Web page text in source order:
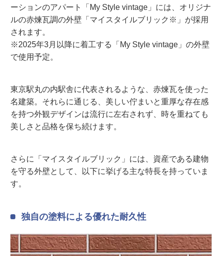
ーションのアパート「My Style vintage」には、オリジナ
ルの赤煉瓦調の外壁「マイスタイルブリック※」が採用
されます。
※2025年3月以降に着工する「My Style vintage」の外壁
で使用予定。
東京駅丸の内駅舎に代表されるような、赤煉瓦を使った
名建築。それらに通じる、美しい佇まいと重厚な存在感
を持つ外観デザインは流行に左右されず、時を重ねても
美しさと品格を保ち続けます。
さらに「マイスタイルブリック」には、資産である建物
を守る外壁として、以下に挙げる主な特長を持っていま
す。
独自の塗料による優れた耐久性